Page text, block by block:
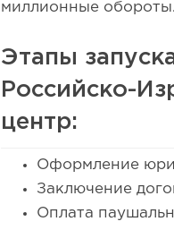
миллионные обороты.
Этапы
Российско-
центр:
Оформление
Заключение
Оплата